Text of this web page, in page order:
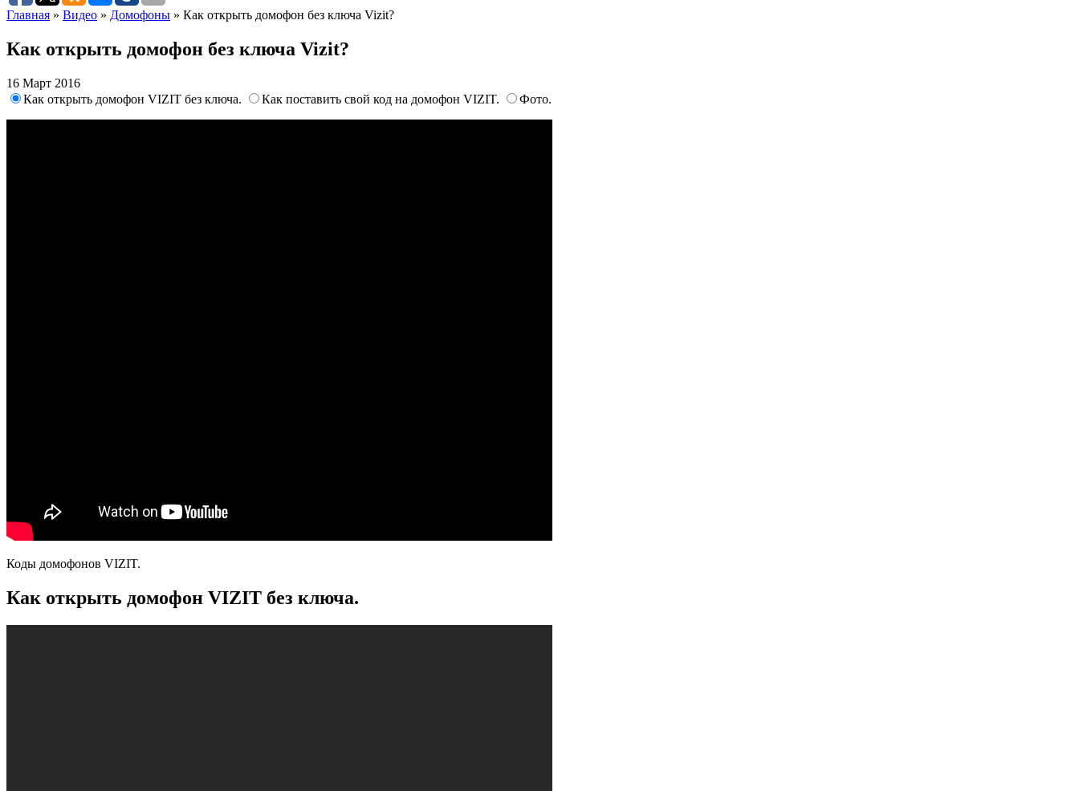
Главная » Видео » Домофоны » Как открыть домофон без ключа Vizit?
Как открыть домофон без ключа Vizit?
16 Март 2016
Как открыть домофон VIZIT без ключа.
Как поставить свой код на домофон VIZIT. Фото.
Коды домофонов VIZIT.
Как открыть домофон VIZIT без ключа.